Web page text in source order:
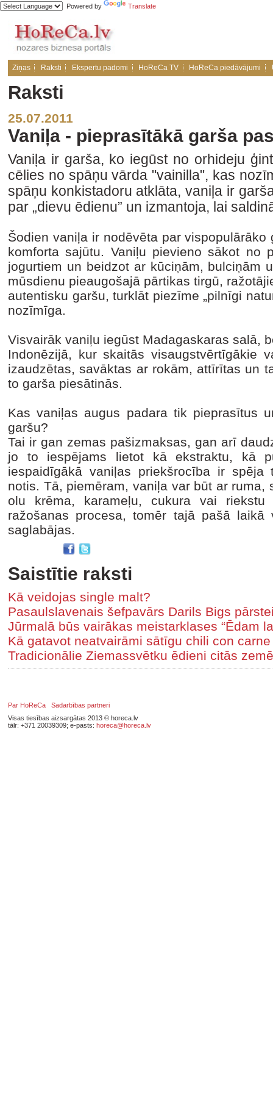
Powered by Translate
Ziņas Raksti Ekspertu padomi HoReCa TV HoReCa piedāvājumi
Raksti
25.07.2011
Vaniļa - pieprasītākā garša
Vaniļa ir garša, ko iegūst no orhideju
cēlies no spāņu vārda "vainilla", kas
spāņu konkistadoru atklāta, vaniļa ir
par „dievu ēdienu” un izmantoja, lai
Šodien vaniļa ir nodēvēta par
komforta sajūtu. Vaniļu pievieno sākot no
jogurtiem un beidzot ar kūciņām, bulciņām
mūsdienu pieaugošajā pārtikas tirgū,
autentisku garšu, turklāt piezīme „pilnīgi
nozīmīga.
Visvairāk vaniļu iegūst Madagaskaras salā,
Indonēzijā, kur skaitās visaugstvērtīgākie
izaudzētas, savāktas ar rokām, attīrītas un
to garša piesātinās.
Kas vaniļas augus padara tik pieprasītus
garšu?
Tai ir gan zemas pašizmaksas, gan arī
jo to iespējams lietot kā ekstraktu, kā
iespaidīgākā vaniļas priekšrocība ir spēja
notis. Tā, piemēram, vaniļa var būt ar
olu krēma, karameļu, cukura vai
ražošanas procesa, tomēr tajā pašā laikā
saglabājas.
Saistītie raksti
Kā veidojas single malt?
Pasaulslavenais šefpavārs Darils Bigs
Jūrmalā būs vairākas meistarklases “Ēdam
Kā gatavot neatvairāmi sātīgu chili con carne
Tradicionālie Ziemassvētku ēdieni citās
Par HoReCa
Sadarbības partneri
Visas tiesības aizsargātas 2013 © horeca.lv
tālr: +371 20039309; e-pasts: horeca@horeca.lv